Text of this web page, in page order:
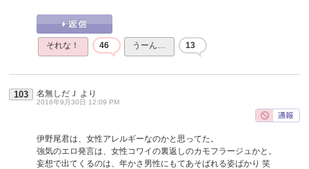
それな！ 46 うーん… 13
103 名無しだＪ より
2016年9月30日 12:09 PM
伊野尾君は、女性アレルギーなのかと思ってた。
強気のエロ発言は、女性コワイの裏返しのカモフラージュかと。
妄想で出てくるのは、年かさ男性にもてあそばれる姿ばかり 笑